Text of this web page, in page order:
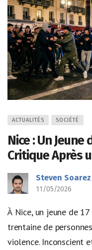
ACTUALITÉS SOCIÉTÉ
Nice : Un
Critique Après
Steven Soarez
11/05/2026
À Nice, un jeune de
trentaine de
violence. Inconscient